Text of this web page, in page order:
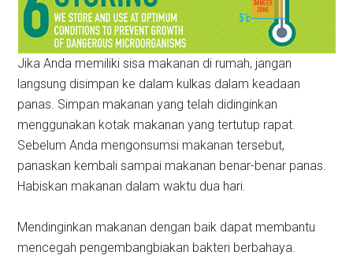
Jika Anda memiliki sisa makanan di rumah, jangan
langsung disimpan ke dalam kulkas dalam keadaan
panas. Simpan makanan yang telah didinginkan
menggunakan kotak makanan yang tertutup rapat.
Sebelum Anda mengonsumsi makanan tersebut,
panaskan kembali sampai makanan benar-benar panas.
Habiskan makanan dalam waktu dua hari.
Mendinginkan makanan dengan baik dapat membantu
mencegah pengembangbiakan bakteri berbahaya.